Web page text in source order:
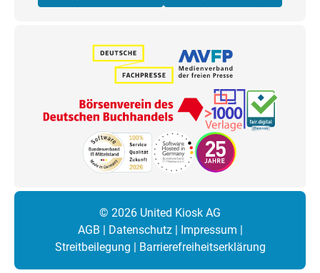
© 2026 United Kiosk AG
AGB | Datenschutz| Impressum |
Streitbeilegung | Barrierefreiheitserklärung